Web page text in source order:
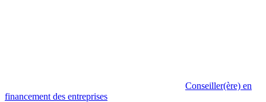
Conseiller(ère) en
financement des entreprises